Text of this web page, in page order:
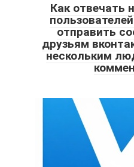
Как отвечать
отправить
друзьям
нескольким